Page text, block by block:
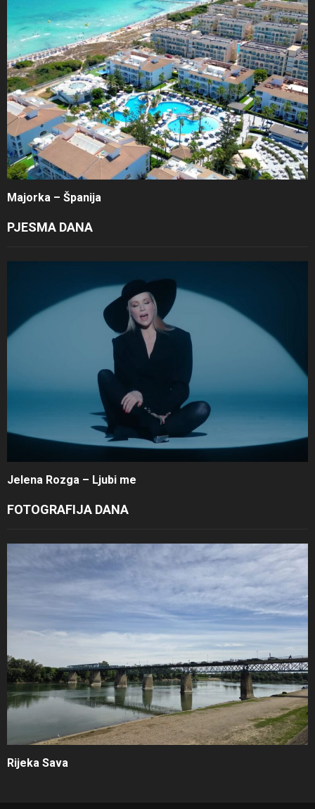
Majorka – Španija
PJESMA DANA
Jelena Rozga – Ljubi me
FOTOGRAFIJA DANA
Rijeka Sava